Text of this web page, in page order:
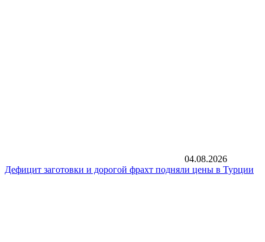
04.08.2026
Дефицит заготовки и дорогой фрахт подняли цены в Турции